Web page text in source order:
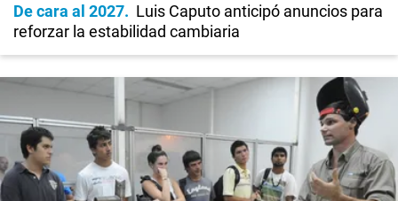
De cara al 2027
Luis Caputo anticipó anuncios para
reforzar la estabilidad cambiaria